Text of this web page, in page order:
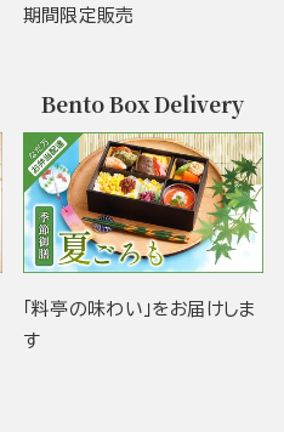
期間限定販売
Bento Box Delivery
「料亭の味わい」をお届けしま
す